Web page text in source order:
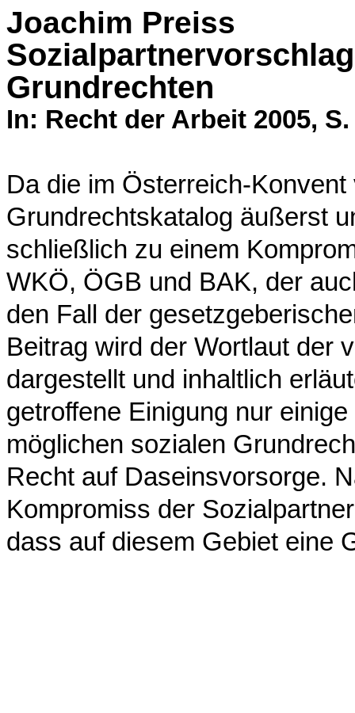
Joachim Preiss
Grundrechten
In: Recht der Arbeit 2005, S.
Da die im Österreich-
Grundrechtskatalog äußerst
schließlich zu einem
WKÖ, ÖGB und BAK, der
den Fall der
Beitrag wird der Wortlaut der
dargestellt und inhaltlich
getroffene Einigung nur
möglichen sozialen
Recht auf Daseinsvorsorge.
Kompromiss der
dass auf diesem Gebiet eine